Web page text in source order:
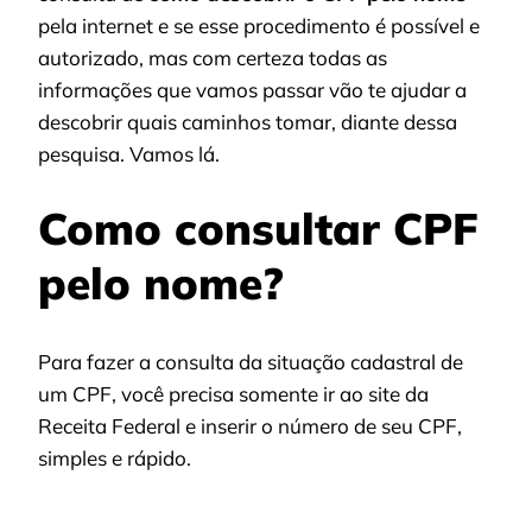
pela internet e se esse procedimento é possível e
autorizado, mas com certeza todas as
informações que vamos passar vão te ajudar a
descobrir quais caminhos tomar, diante dessa
pesquisa. Vamos lá.
Como consultar CPF
pelo nome?
Para fazer a consulta da situação cadastral de
um CPF, você precisa somente ir ao site da
Receita Federal e inserir o número de seu CPF,
simples e rápido.